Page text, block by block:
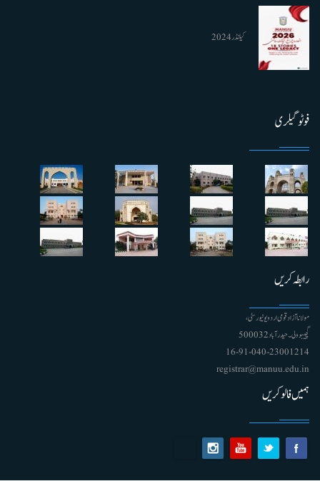
کیلنڈر 2024
فوٹو گیلری
رابطہ کریں
مولانا آزاد قومی اردو یونیورسٹی ،
گچیبوولی۔ حیدرآباد 500032
91-040-23001214 - 16
registrar@manuu.edu.in
ہمیں فالو کریں